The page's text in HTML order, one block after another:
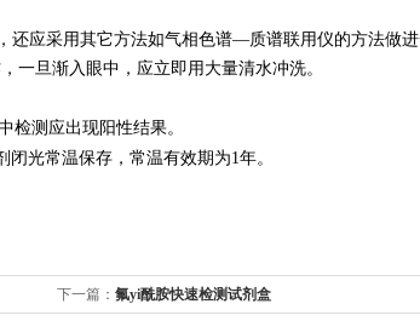
还应采用其它方法如气相色谱—质谱联用仪的方法做进
一旦渐入眼中，应立即用大量清水冲洗。
检测应出现阳性结果。
闭光常温保存， 常温有效期为1年。
下一篇： 氟yi酰胺快速检测试剂盒